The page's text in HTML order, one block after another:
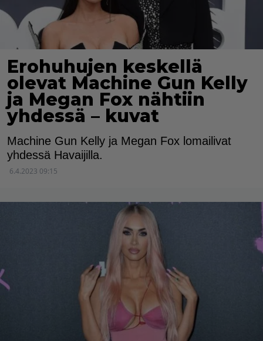
Erohuhujen keskellä
olevat Machine Gun Kelly
ja Megan Fox nähtiin
yhdessä – kuvat
Machine Gun Kelly ja Megan Fox lomailivat
yhdessä Havaijilla.
6.4.2023 09:15